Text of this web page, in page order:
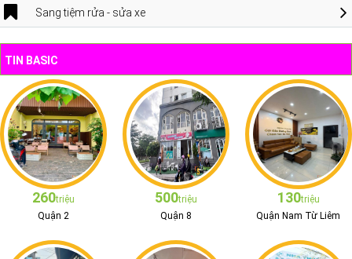
Sang tiệm rửa - sửa xe
TIN BASIC
260triệu
Quận 2
500triệu
Quận 8
130triệu
Quận Nam Từ Liêm